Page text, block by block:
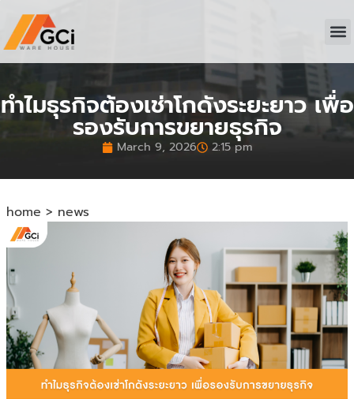
ทำไมธุรกิจต้องเช่าโกดังระยะยาว เพื่อ
รองรับการขยายธุรกิจ
March 9, 2026 2:15 pm
home > news